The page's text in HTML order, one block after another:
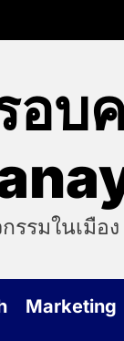
บ
รมในเมื
Marketing